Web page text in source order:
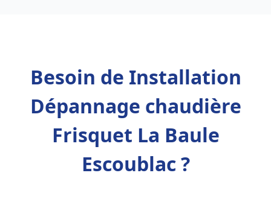
Besoin de Installation
Dépannage chaudière
Frisquet La Baule
Escoublac ?